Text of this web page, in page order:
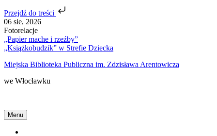
Przejdź do treści
Skip
to
content
06 sie, 2026
Fotorelacje
„Papier mache i rzeźby”
„Książkobudzik” w Strefie Dziecka
Miejska Biblioteka Publiczna im. Zdzisława Arentowicza
we Włocławku
Menu